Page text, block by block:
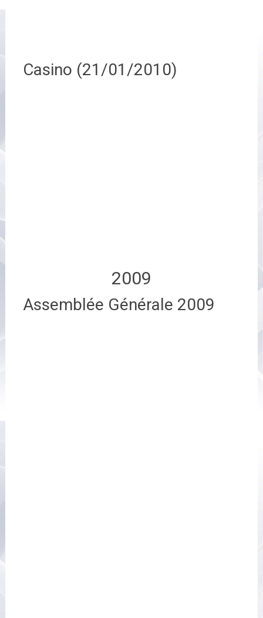
Casino (21/01/2010)
2009
Assemblée Générale 2009